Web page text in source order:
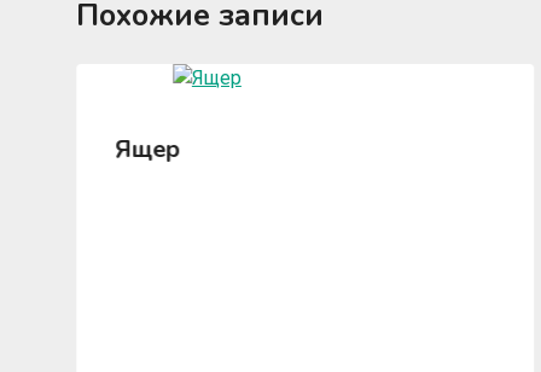
Похожие записи
Ящер